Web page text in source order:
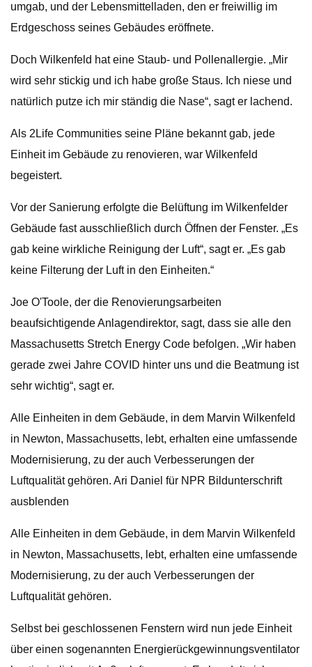
umgab, und der Lebensmittelladen, den er freiwillig im
Erdgeschoss seines Gebäudes eröffnete.
Doch Wilkenfeld hat eine Staub- und Pollenallergie. „Mir
wird sehr stickig und ich habe große Staus. Ich niese und
natürlich putze ich mir ständig die Nase“, sagt er lachend.
Als 2Life Communities seine Pläne bekannt gab, jede
Einheit im Gebäude zu renovieren, war Wilkenfeld
begeistert.
Vor der Sanierung erfolgte die Belüftung im Wilkenfelder
Gebäude fast ausschließlich durch Öffnen der Fenster. „Es
gab keine wirkliche Reinigung der Luft“, sagt er. „Es gab
keine Filterung der Luft in den Einheiten.“
Joe O'Toole, der die Renovierungsarbeiten
beaufsichtigende Anlagendirektor, sagt, dass sie alle den
Massachusetts Stretch Energy Code befolgen. „Wir haben
gerade zwei Jahre COVID hinter uns und die Beatmung ist
sehr wichtig“, sagt er.
Alle Einheiten in dem Gebäude, in dem Marvin Wilkenfeld
in Newton, Massachusetts, lebt, erhalten eine umfassende
Modernisierung, zu der auch Verbesserungen der
Luftqualität gehören. Ari Daniel für NPR Bildunterschrift
ausblenden
Alle Einheiten in dem Gebäude, in dem Marvin Wilkenfeld
in Newton, Massachusetts, lebt, erhalten eine umfassende
Modernisierung, zu der auch Verbesserungen der
Luftqualität gehören.
Selbst bei geschlossenen Fenstern wird nun jede Einheit
über einen sogenannten Energierückgewinnungsventilator